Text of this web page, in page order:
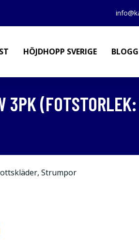
HÖJDHOPP SVERIGE BLOGG
3PK
, Strumpor